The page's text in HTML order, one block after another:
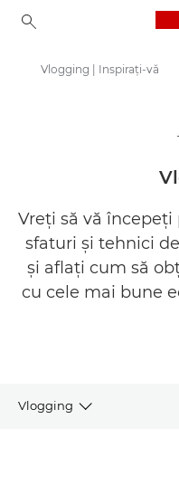
Vlogging | Inspiraţi-vă
Vreţi să vă
sfaturi şi tehnici
şi aflaţi cum să
cu cele mai bune
Vlogging